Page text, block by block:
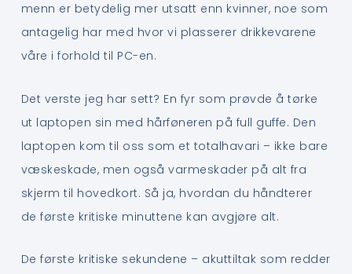
menn er betydelig mer utsatt enn kvinner, noe som
antagelig har med hvor vi plasserer drikkevarene
våre i forhold til PC-en.
Det verste jeg har sett? En fyr som prøvde å tørke
ut laptopen sin med hårføneren på full guffe. Den
laptopen kom til oss som et totalhavari – ikke bare
væskeskade, men også varmeskader på alt fra
skjerm til hovedkort. Så ja, hvordan du håndterer
de første kritiske minuttene kan avgjøre alt.
De første kritiske sekundene – akuttiltak som redder